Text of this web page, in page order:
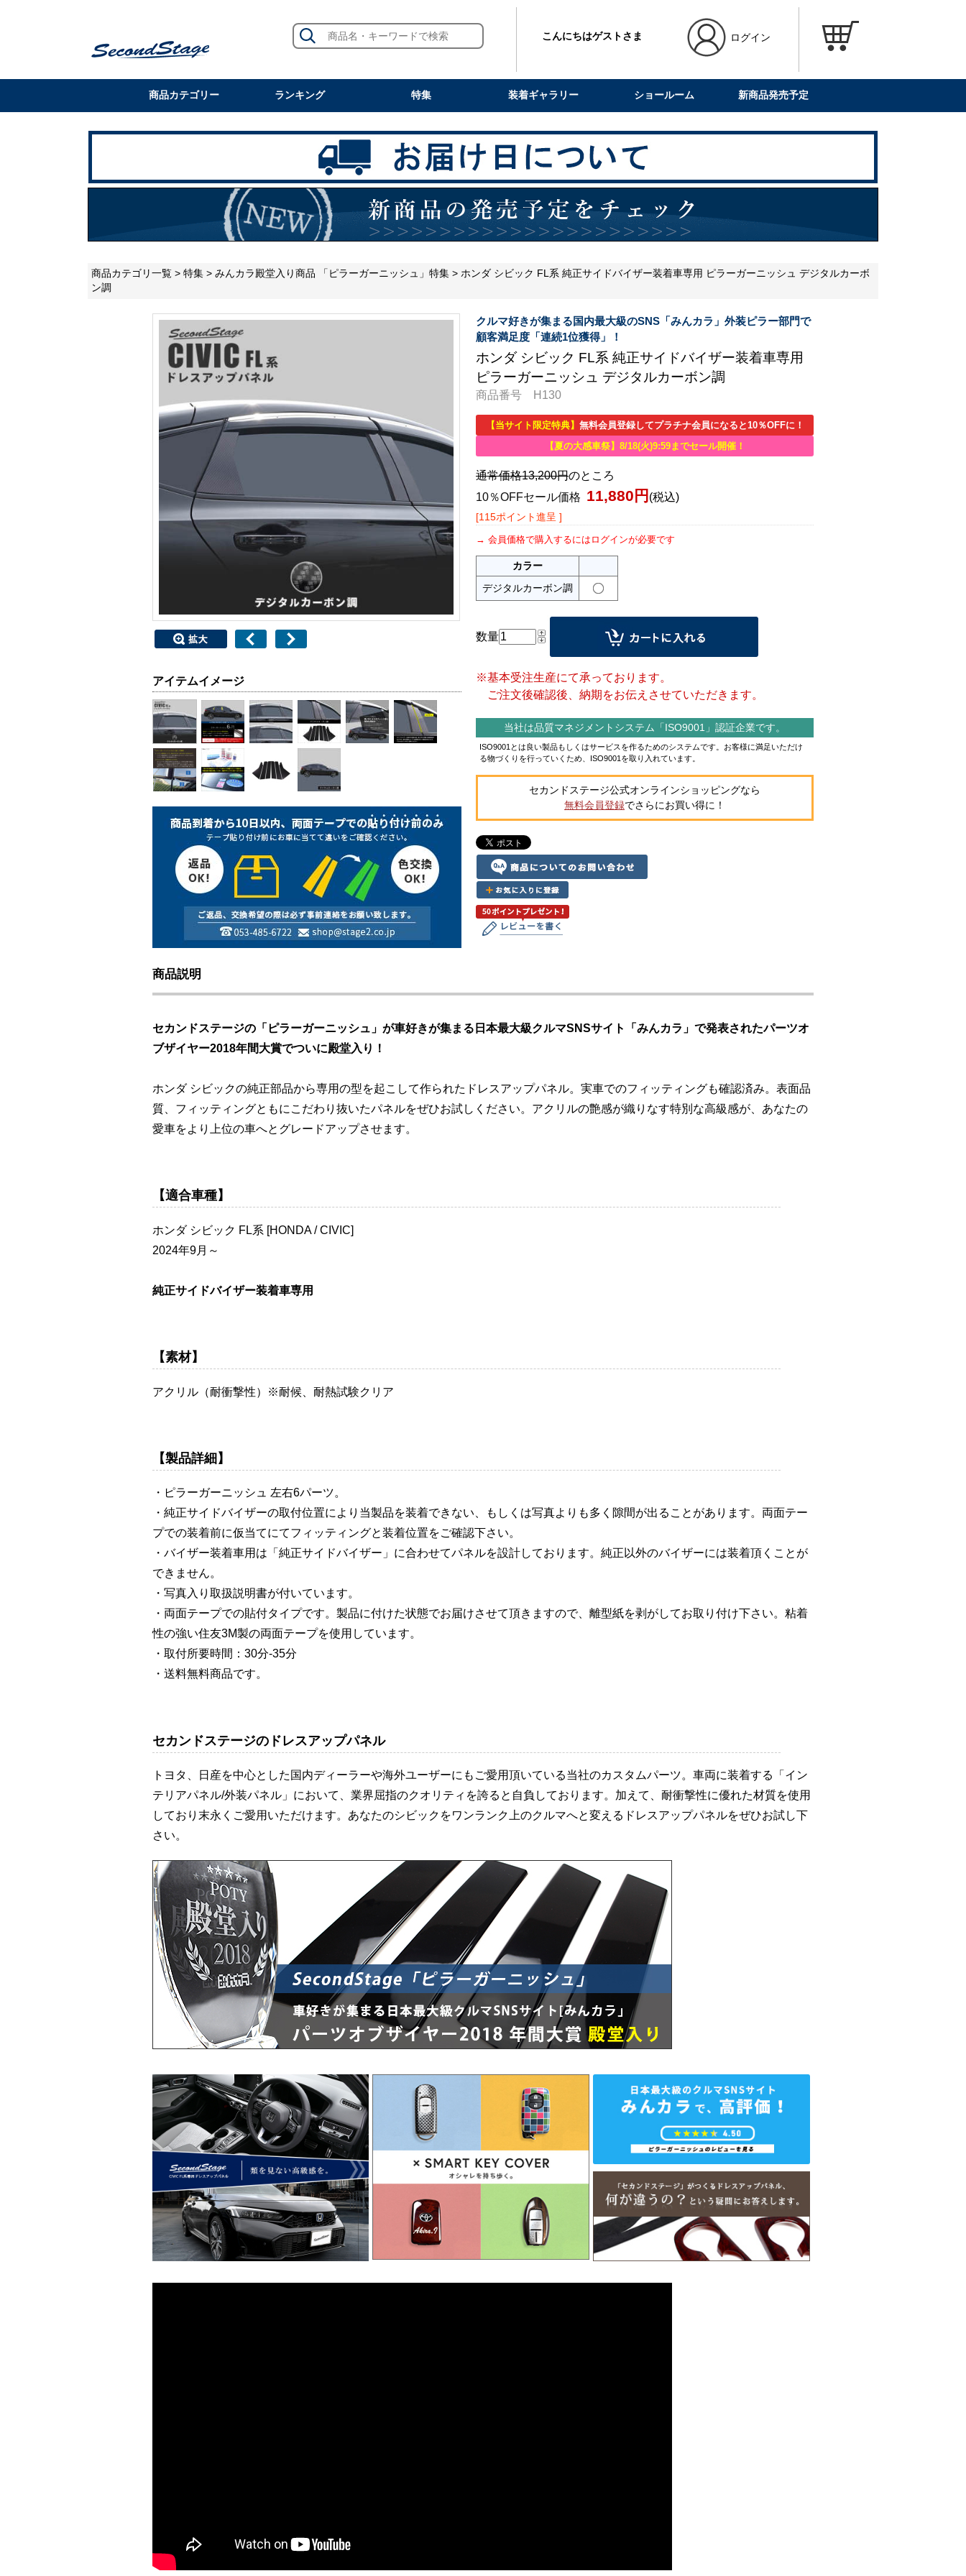
こんにちはゲストさま ログイン
商品カテゴリー ランキング 特集 装着ギャラリー ショールーム 新商品発売予定
商品カテゴリ一覧 > 特集 > みんカラ殿堂入り商品 「ピラーガーニッシュ」特集 > ホンダ シビック FL系 純正サイドバイザー装着車専用 ピラーガーニッシュ デジタルカーボ
ン調
クルマ好きが集まる国内最大級のSNS「みんカラ」外装ピラー部門で
顧客満足度「連続1位獲得」！
ホンダ シビック FL系 純正サイドバイザー装着車専用
ピラーガーニッシュ デジタルカーボン調
商品番号 H130
【当サイト限定特典】 無料会員登録してプラチナ会員になると10％OFFに！
【夏の大感車祭】8/18(火)9:59までセール開催！
通常価格13,200円のところ
10％OFFセール価格 11,880円 (税込)
[115ポイント進呈 ]
会員価格で購入するにはログインが必要です
カラー
デジタルカーボン調
数量
※基本受注生産にて承っております。
ご注文後確認後、納期をお伝えさせていただきます。
当社は品質マネジメントシステム「ISO9001」認証企業です。
ISO9001とは良い製品もしくはサービスを作るためのシステムです。お客様に満足いただけ
る物づくりを行っていくため、ISO9001を取り入れています。
セカンドステージ公式オンラインショッピングなら
無料会員登録でさらにお買い得に！
アイテムイメージ
商品説明
セカンドステージの「ピラーガーニッシュ」が車好きが集まる日本最大級クルマSNSサイト「みんカラ」で発表されたパーツオ
ブザイヤー2018年間大賞でついに殿堂入り！
ホンダ シビックの純正部品から専用の型を起こして作られたドレスアップパネル。実車でのフィッティングも確認済み。表面品
質、フィッティングともにこだわり抜いたパネルをぜひお試しください。アクリルの艶感が織りなす特別な高級感が、あなたの
愛車をより上位の車へとグレードアップさせます。
【適合車種】
ホンダ シビック FL系 [HONDA / CIVIC]
2024年9月～
純正サイドバイザー装着車専用
【素材】
アクリル（耐衝撃性）※耐候、耐熱試験クリア
【製品詳細】
・ピラーガーニッシュ 左右6パーツ。
・純正サイドバイザーの取付位置により当製品を装着できない、もしくは写真よりも多く隙間が出ることがあります。両面テー
プでの装着前に仮当てにてフィッティングと装着位置をご確認下さい。
・バイザー装着車用は「純正サイドバイザー」に合わせてパネルを設計しております。純正以外のバイザーには装着頂くことが
できません。
・写真入り取扱説明書が付いています。
・両面テープでの貼付タイプです。製品に付けた状態でお届けさせて頂きますので、離型紙を剥がしてお取り付け下さい。粘着
性の強い住友3M製の両面テープを使用しています。
・取付所要時間：30分-35分
・送料無料商品です。
セカンドステージのドレスアップパネル
トヨタ、日産を中心とした国内ディーラーや海外ユーザーにもご愛用頂いている当社のカスタムパーツ。車両に装着する「イン
テリアパネル/外装パネル」において、業界屈指のクオリティを誇ると自負しております。加えて、耐衝撃性に優れた材質を使用
しており末永くご愛用いただけます。あなたのシビックをワンランク上のクルマへと変えるドレスアップパネルをぜひお試し下
さい。